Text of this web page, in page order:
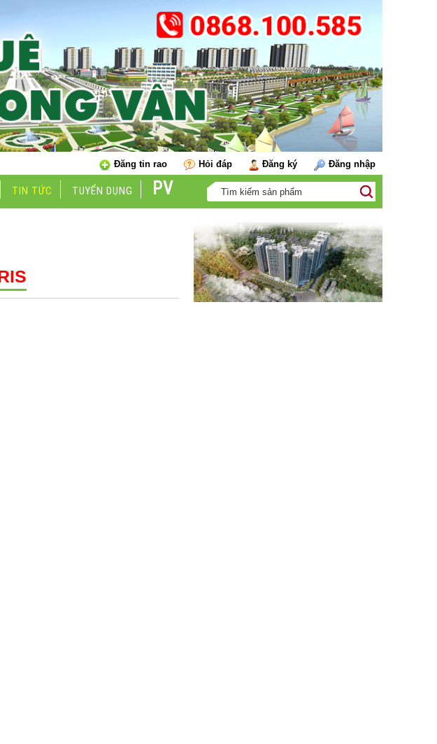
Đăng tin rao Hỏi đáp Đăng ký Đăng nhập
TIN TỨC TUYỂN DỤNG PV